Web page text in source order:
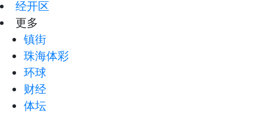
经开区
更多
镇街
珠海体彩
环球
财经
体坛